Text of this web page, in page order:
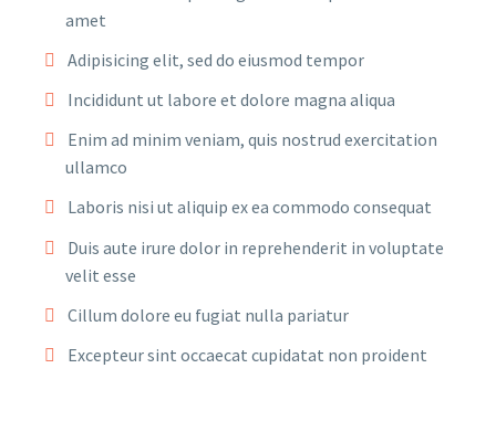
amet
Adipisicing elit, sed do eiusmod tempor
Incididunt ut labore et dolore magna aliqua
Enim ad minim veniam, quis nostrud exercitation
ullamco
Laboris nisi ut aliquip ex ea commodo consequat
Duis aute irure dolor in reprehenderit in voluptate
velit esse
Cillum dolore eu fugiat nulla pariatur
Excepteur sint occaecat cupidatat non proident